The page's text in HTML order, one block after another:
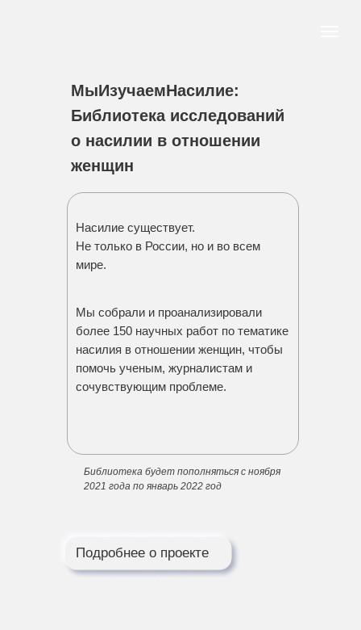
Подробнее о проекте
МыИзучаемНасилие:
Библиотека исследований
о насилии в отношении
женщин
Насилие существует.
Не только в России, но и во всем
мире.
Мы собрали и проанализировали
более 150 научных работ по тематике
насилия в отношении женщин, чтобы
помочь ученым, журналистам и
сочувствующим проблеме.
Библиотека будет пополняться с ноября
2021 года по январь 2022 год